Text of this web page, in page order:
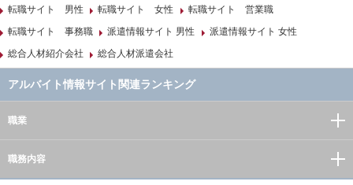
転職サイト 男性 転職サイト 女性
転職サイト 営業職
転職サイト 事務職
派遣情報サイト 男性
派遣情報サイト 女性
総合人材紹介会社
総合人材派遣会社
アルバイト情報サイト関連ランキング
職業
職務内容